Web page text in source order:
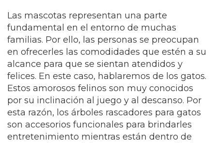
Las mascotas representan una parte
fundamental en el entorno de muchas
familias. Por ello, las personas se preocupan
en ofrecerles las comodidades que estén a su
alcance para que se sientan atendidos y
felices. En este caso, hablaremos de los gatos.
Estos amorosos felinos son muy conocidos
por su inclinación al juego y al descanso. Por
esta razón, los árboles rascadores para gatos
son accesorios funcionales para brindarles
entretenimiento mientras están dentro de